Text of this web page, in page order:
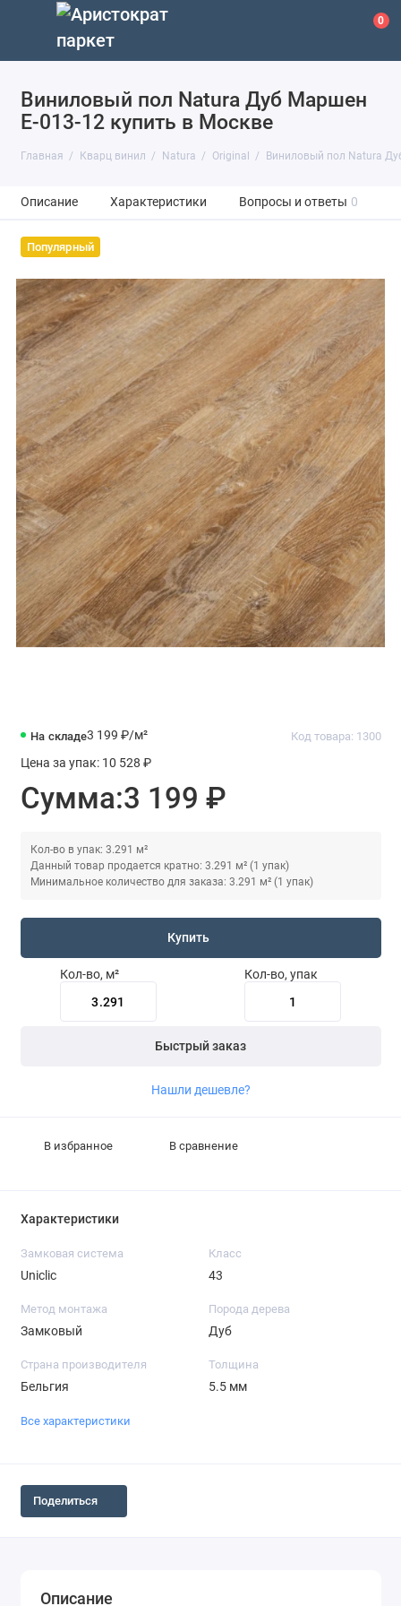
0
Виниловый пол Natura Дуб Маршен
E-013-12 купить в Москве
Главная Кварц винил Natura Original Виниловый пол Natura
Описание Характеристики Вопросы и ответы 0
Популярный
На складе Код товара: 1300
3 199 ₽/м²
Цена за упак: 10 528 ₽
Сумма:3 199 ₽
Кол-во в упак: 3.291 м²
Данный товар продается кратно: 3.291 м² (1 упак)
Минимальное количество для заказа: 3.291 м² (1 упак)
Купить
Кол-во, м² Кол-во, упак
Быстрый заказ
Нашли дешевле?
В избранное В сравнение
Характеристики
Замковая система
Uniclic
Класс
43
Метод монтажа
Замковый
Порода дерева
Дуб
Страна производителя
Бельгия
Толщина
5.5 мм
Все характеристики
Поделиться
Описание